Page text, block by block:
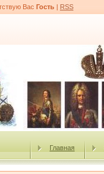
Вас Гость | RSS
Главная